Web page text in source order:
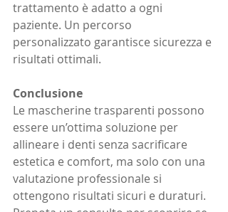
trattamento è adatto a ogni
paziente. Un percorso
personalizzato garantisce sicurezza e
risultati ottimali.
Conclusione
Le mascherine trasparenti possono
essere un’ottima soluzione per
allineare i denti senza sacrificare
estetica e comfort, ma solo con una
valutazione professionale si
ottengono risultati sicuri e duraturi.